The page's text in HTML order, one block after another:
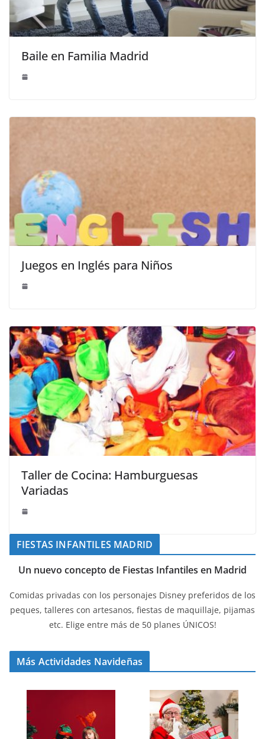
Baile en Familia Madrid
Juegos en Inglés para Niños
Taller de Cocina: Hamburguesas
Variadas
FIESTAS INFANTILES MADRID
Un nuevo concepto de Fiestas Infantiles en Madrid
Comidas privadas con los personajes Disney preferidos de los
peques, talleres con artesanos, fiestas de maquillaje, pijamas
etc. Elige entre más de 50 planes ÚNICOS!
Más Actividades Navideñas